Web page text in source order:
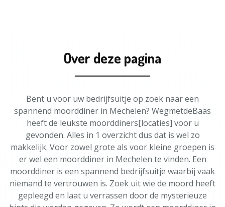
Over deze pagina
Bent u voor uw bedrijfsuitje op zoek naar een
spannend moorddiner in Mechelen? WegmetdeBaas
heeft de leukste moorddiners[locaties] voor u
gevonden. Alles in 1 overzicht dus dat is wel zo
makkelijk. Voor zowel grote als voor kleine groepen is
er wel een moorddiner in Mechelen te vinden. Een
moorddiner is een spannend bedrijfsuitje waarbij vaak
niemand te vertrouwen is. Zoek uit wie de moord heeft
gepleegd en laat u verrassen door de mysterieuze